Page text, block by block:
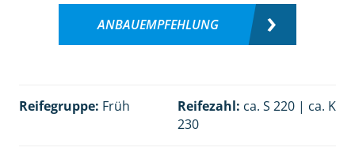
ANBAUEMPFEHLUNG
Reifegruppe: Früh Reifezahl: ca. S 220 | ca. K
230